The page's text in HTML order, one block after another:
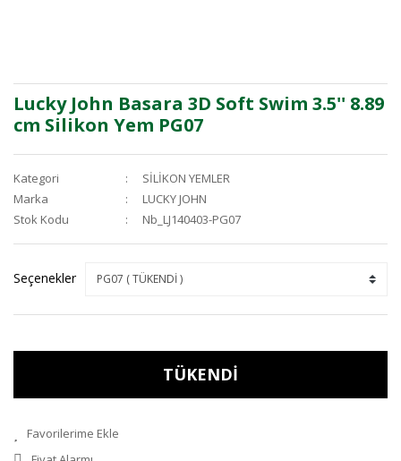
Lucky John Basara 3D Soft Swim 3.5'' 8.89
cm Silikon Yem PG07
Kategori
SİLİKON YEMLER
Marka
LUCKY JOHN
Stok Kodu
Nb_LJ140403-PG07
Seçenekler
TÜKENDİ